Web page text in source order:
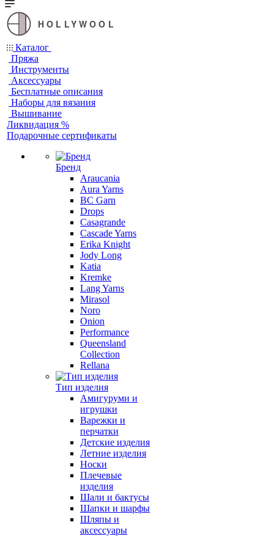
HOLLYWOOL
Каталог
Пряжа
Инструменты
Аксессуары
Бесплатные описания
Наборы для вязания
Вышивание
Ликвидация %
Подарочные сертификаты
Бренд
Araucania
Aura Yarns
BC Garn
Drops
Casagrande
Cascade Yarns
Erika Knight
Jody Long
Katia
Kremke
Lang Yarns
Mirasol
Noro
Onion
Performance
Queensland
Collection
Rellana
Тип изделия
Амигуруми и
игрушки
Варежки и
перчатки
Детские изделия
Летние изделия
Носки
Плечевые
изделия
Шали и бактусы
Шапки и шарфы
Шляпы и
аксессуары